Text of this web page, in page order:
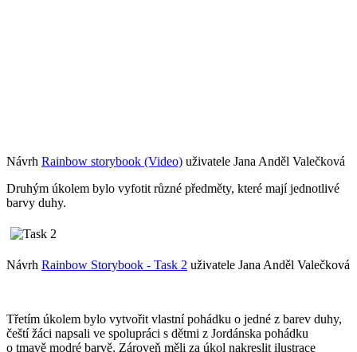
Návrh Rainbow storybook (Video) uživatele Jana Anděl Valečková
Druhým úkolem bylo vyfotit různé předměty, které mají jednotlivé
barvy duhy.
Návrh Rainbow Storybook - Task 2 uživatele Jana Anděl Valečková
Třetím úkolem bylo vytvořit vlastní pohádku o jedné z barev duhy,
čeští žáci napsali ve spolupráci s dětmi z Jordánska pohádku
o tmavě modré barvě. Zároveň měli za úkol nakreslit ilustrace